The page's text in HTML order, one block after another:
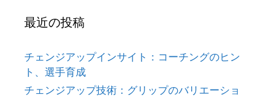
最近の投稿
チェンジアップインサイト：コーチングのヒン
ト、選手育成
チェンジアップ技術：グリップのバリエーショ